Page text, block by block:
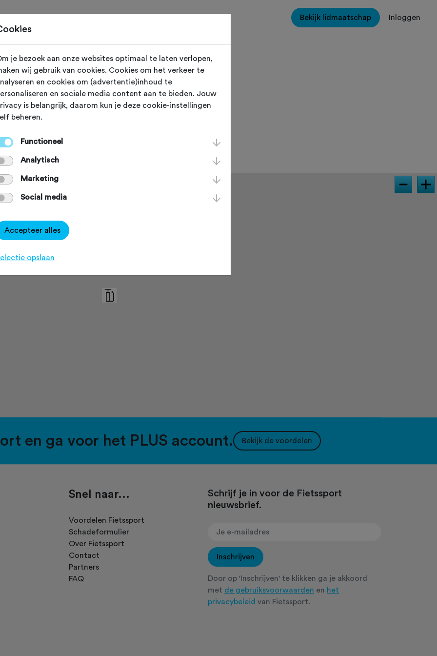
Bekijk lidmaatschap Inloggen
Prat de Llobregat
Cycliste
TEL: +34 934 79 57 27
en ga voor het PLUS account. Bekijk de voordelen
Snel naar...
Voordelen Fietssport
Schadeformulier
Over Fietssport
Contact
Partners
FAQ
Schrijf je in voor de Fietssport
nieuwsbrief.
Inschrijven
Door op 'Inschrijven' te klikken ga je akkoord
met de gebruiksvoorwaarden en het
privacybeleid van Fietssport.
je bezoek aan onze websites optimaal te laten verlopen,
wij gebruik van cookies. Cookies om het verkeer te
en cookies om (advertentie)inhoud te
en sociale media content aan te bieden. Jouw
is belangrijk, daarom kun je deze cookie-instellingen
beheren.
Functioneel
Analytisch
Marketing
Social media
Accepteer alles
opslaan